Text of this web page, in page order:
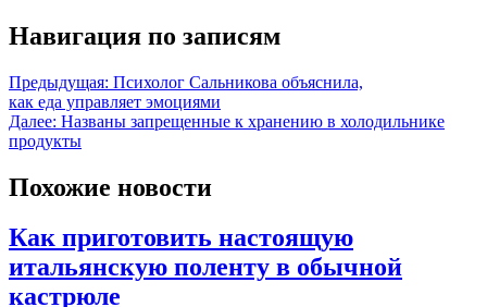
Навигация по записям
Предыдущая: Психолог Сальникова объяснила,
как еда управляет эмоциями
Далее: Названы запрещенные к хранению в холодильнике
продукты
Похожие новости
Как приготовить настоящую
итальянскую поленту в обычной
кастрюле